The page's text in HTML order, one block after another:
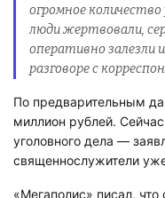
количество украшений-
серьги, золотые кольца.
отметил отец Олег в
По предварительным
миллион рублей.
уголовного дела —
священнослужители
петербуржца и